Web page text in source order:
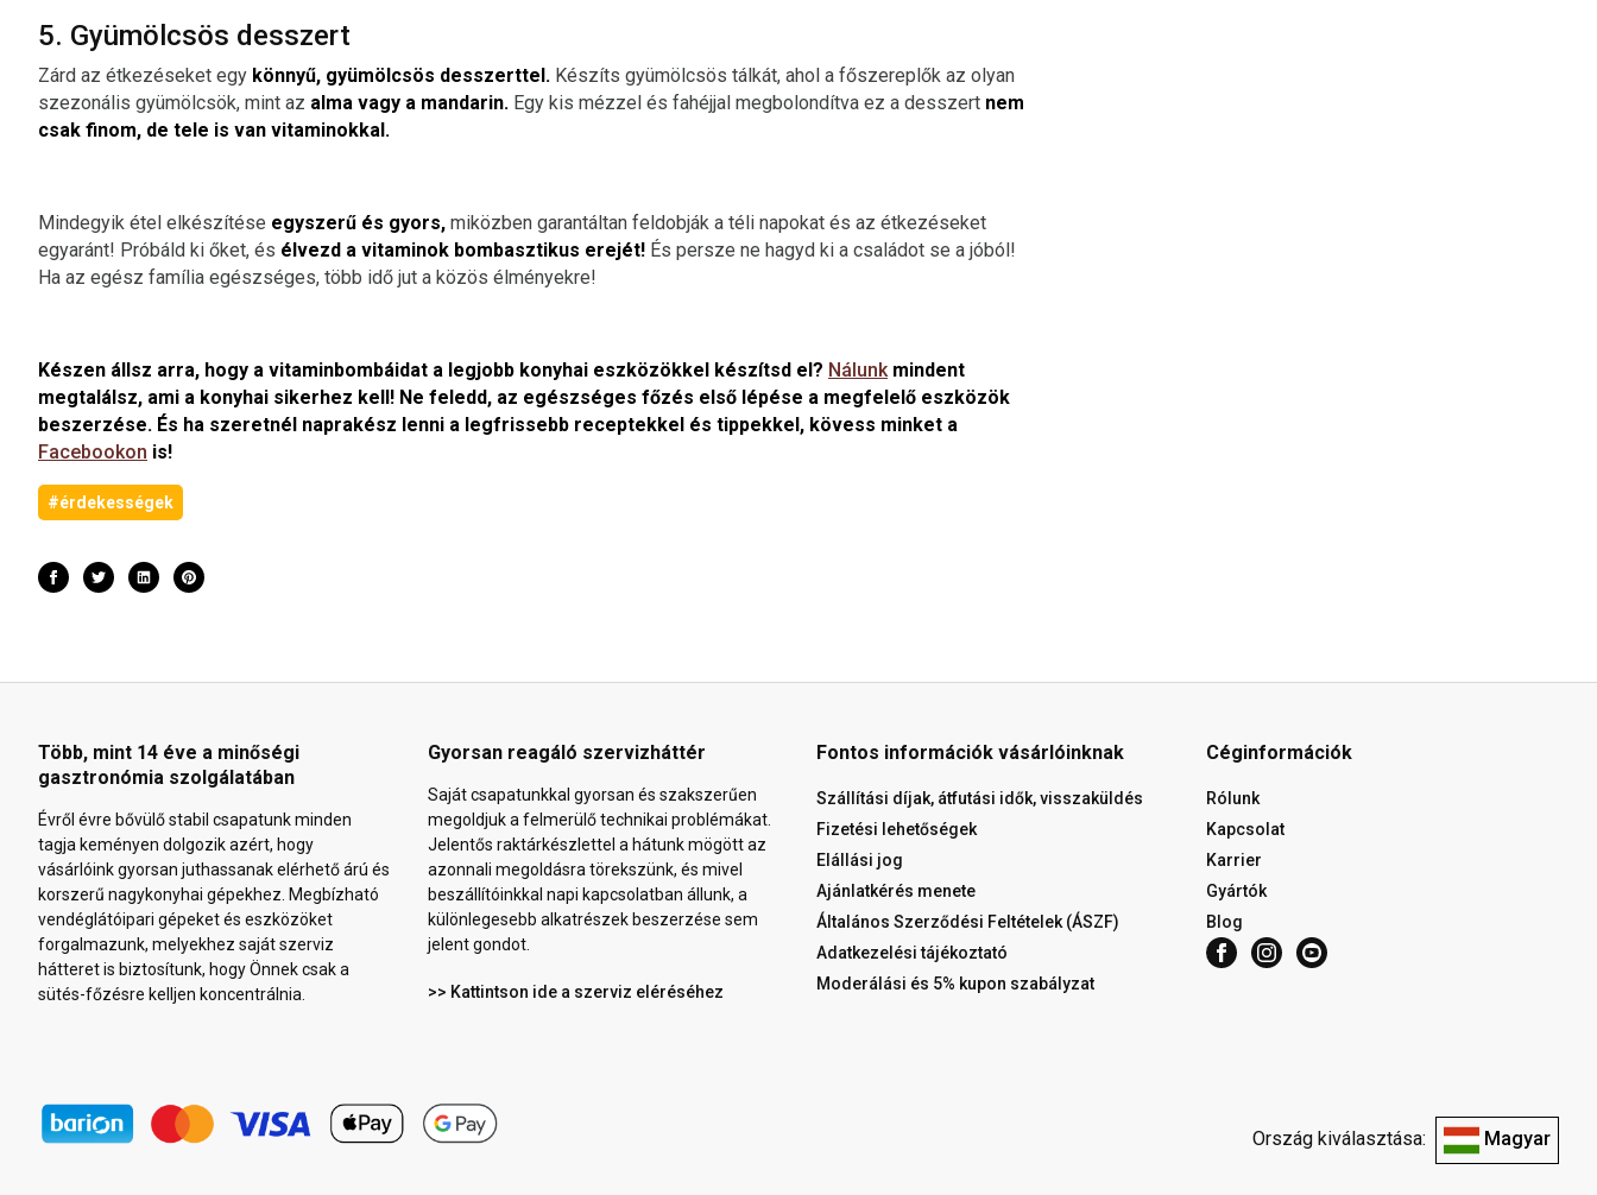
5. Gyümölcsös desszert
Zárd az étkezéseket egy könnyű, gyümölcsös desszerttel. Készíts gyümölcsös tálkát, ahol a főszereplők az olyan
szezonális gyümölcsök, mint az alma vagy a mandarin. Egy kis mézzel és fahéjjal megbolondítva ez a desszert nem
csak finom, de tele is van vitaminokkal.
Mindegyik étel elkészítése egyszerű és gyors, miközben garantáltan feldobják a téli napokat és az étkezéseket
egyaránt! Próbáld ki őket, és élvezd a vitaminok bombasztikus erejét! És persze ne hagyd ki a családot se a jóból!
Ha az egész família egészséges, több idő jut a közös élményekre!
Készen állsz arra, hogy a vitaminbombáidat a legjobb konyhai eszközökkel készítsd el? Nálunkmindent
megtalálsz, ami a konyhai sikerhez kell! Ne feledd, az egészséges főzés első lépése a megfelelő eszközök
beszerzése. És ha szeretnél naprakész lenni a legfrissebb receptekkel és tippekkel, kövess minket a
Facebookon is!
#érdekességek
Több, mint 14 éve a minőségi
gasztronómia szolgálatában
Évről évre bővülő stabil csapatunk minden
tagja keményen dolgozik azért, hogy
vásárlóink gyorsan juthassanak elérhető árú és
korszerű nagykonyhai gépekhez. Megbízható
vendéglátóipari gépeket és eszközöket
forgalmazunk, melyekhez saját szerviz
hátteret is biztosítunk, hogy Önnek csak a
sütés-főzésre kelljen koncentrálnia.
Gyorsan reagáló szervizháttér
Saját csapatunkkal gyorsan és szakszerűen
megoldjuk a felmerülő technikai problémákat.
Jelentős raktárkészlettel a hátunk mögött az
azonnali megoldásra törekszünk, és mivel
beszállítóinkkal napi kapcsolatban állunk, a
különlegesebb alkatrészek beszerzése sem
jelent gondot.
>> Kattintson ide a szerviz eléréséhez
Fontos információk vásárlóinknak
Szállítási díjak, átfutási idők, visszaküldés
Fizetési lehetőségek
Elállási jog
Ajánlatkérés menete
Általános Szerződési Feltételek (ÁSZF)
Adatkezelési tájékoztató
Moderálási és 5% kupon szabályzat
Céginformációk
Rólunk
Kapcsolat
Karrier
Gyártók
Blog
Ország kiválasztása: Magyar